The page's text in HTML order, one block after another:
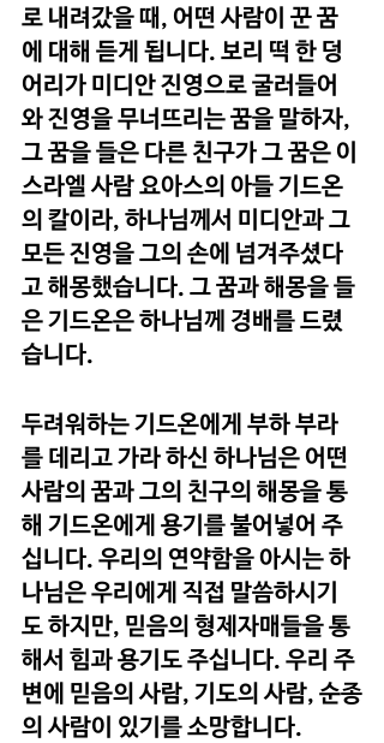
로 내려갔을 때, 어떤 사람이 꾼 꿈
에 대해 듣게 됩니다. 보리 떡 한 덩
어리가 미디안 진영으로 굴러들어
와 진영을 무너뜨리는 꿈을 말하자,
그 꿈을 들은 다른 친구가 그 꿈은 이
스라엘 사람 요아스의 아들 기드온
의 칼이라, 하나님께서 미디안과 그
모든 진영을 그의 손에 넘겨주셨다
고 해몽했습니다. 그 꿈과 해몽을 들
은 기드온은 하나님께 경배를 드렸
습니다.
두려워하는 기드온에게 부하 부라
를 데리고 가라 하신 하나님은 어떤
사람의 꿈과 그의 친구의 해몽을 통
해 기드온에게 용기를 불어넣어 주
십니다. 우리의 연약함을 아시는 하
나님은 우리에게 직접 말씀하시기
도 하지만, 믿음의 형제자매들을 통
해서 힘과 용기도 주십니다. 우리 주
변에 믿음의 사람, 기도의 사람, 순종
의 사람이 있기를 소망합니다.